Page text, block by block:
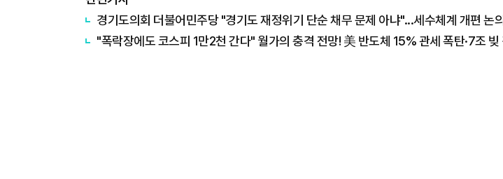
경기도의회 더불어민주당 "경기도 재정위기 단순 채무 문제 아냐"...세수체계 개편 논의